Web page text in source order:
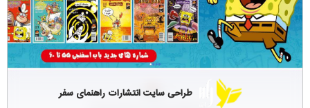
طراحی سایت انتشارات راهنمای سفر